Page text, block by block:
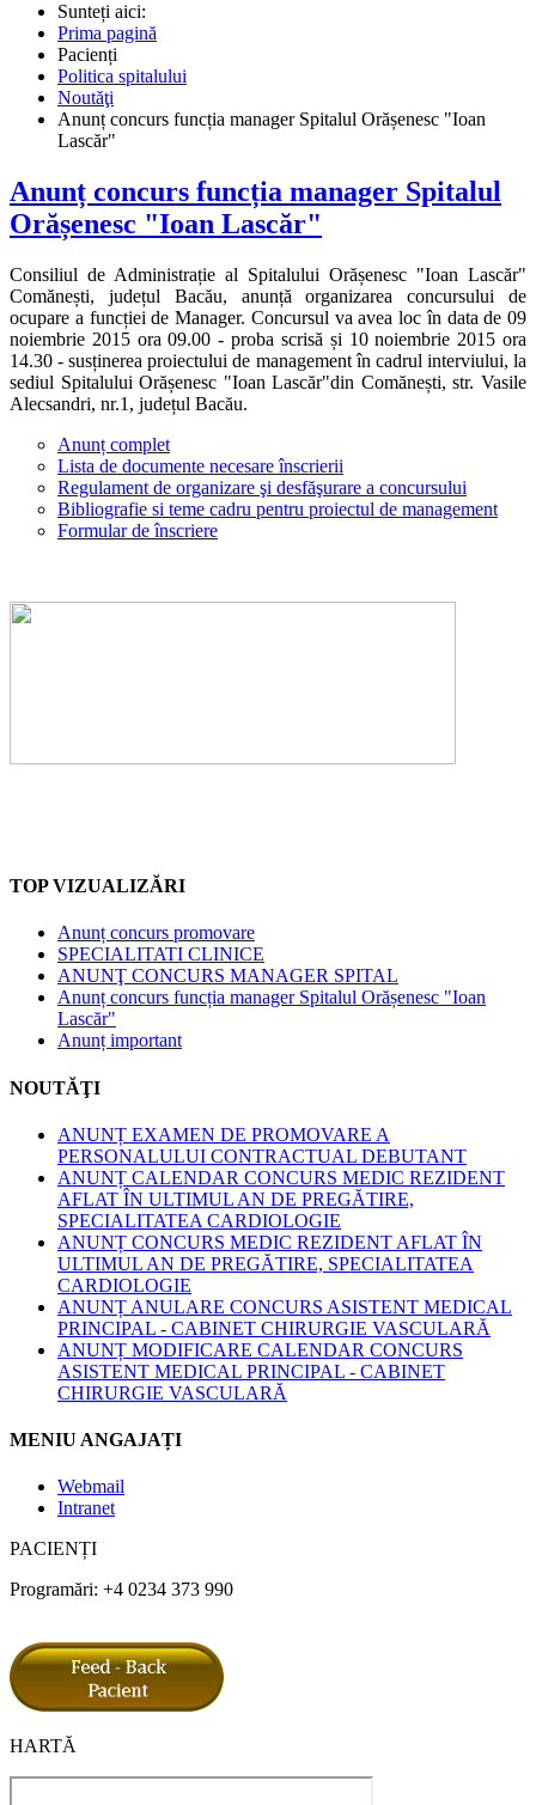
Sunteți aici:
Prima pagină
Pacienți
Politica spitalului
Noutăţi
Anunț concurs funcția manager Spitalul Orășenesc "Ioan
Lascăr"
Anunț concurs funcția manager Spitalul
Orășenesc "Ioan Lascăr"
Consiliul de Administrație al Spitalului Orășenesc "Ioan Lascăr"
Comănești, județul Bacău, anunță organizarea concursului de
ocupare a funcției de Manager. Concursul va avea loc în data de 09
noiembrie 2015 ora 09.00 - proba scrisă și 10 noiembrie 2015 ora
14.30 - susținerea proiectului de management în cadrul interviului, la
sediul Spitalului Orășenesc "Ioan Lascăr"din Comănești, str. Vasile
Alecsandri, nr.1, județul Bacău.
Anunț complet
Lista de documente necesare înscrierii
Regulament de organizare şi desfăşurare a concursului
Bibliografie si teme cadru pentru proiectul de management
Formular de înscriere
TOP VIZUALIZĂRI
Anunț concurs promovare
SPECIALITATI CLINICE
ANUNŢ CONCURS MANAGER SPITAL
Anunț concurs funcția manager Spitalul Orășenesc "Ioan
Lascăr"
Anunț important
NOUTĂŢI
ANUNȚ EXAMEN DE PROMOVARE A
PERSONALULUI CONTRACTUAL DEBUTANT
ANUNȚ CALENDAR CONCURS MEDIC REZIDENT
AFLAT ÎN ULTIMUL AN DE PREGĂTIRE,
SPECIALITATEA CARDIOLOGIE
ANUNȚ CONCURS MEDIC REZIDENT AFLAT ÎN
ULTIMUL AN DE PREGĂTIRE, SPECIALITATEA
CARDIOLOGIE
ANUNȚ ANULARE CONCURS ASISTENT MEDICAL
PRINCIPAL - CABINET CHIRURGIE VASCULARĂ
ANUNȚ MODIFICARE CALENDAR CONCURS
ASISTENT MEDICAL PRINCIPAL - CABINET
CHIRURGIE VASCULARĂ
MENIU ANGAJAȚI
Webmail
Intranet
PACIENȚI
Programări: +4 0234 373 990
HARTĂ